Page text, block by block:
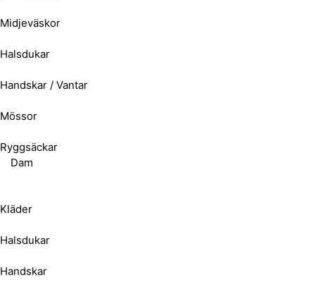
Midjeväskor
Halsdukar
Handskar / Vantar
Mössor
Ryggsäckar
Dam
Kläder
Halsdukar
Handskar